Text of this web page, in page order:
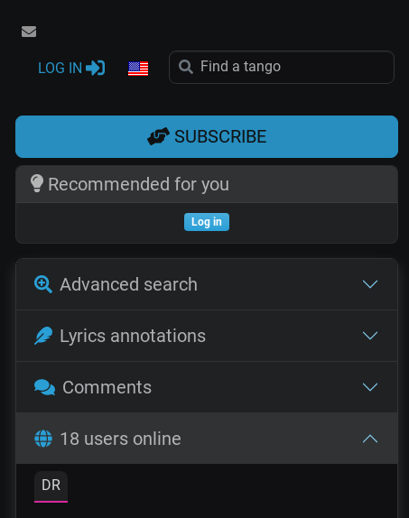
LOG IN
SUBSCRIBE
Recommended for you
Log in
Advanced search
Lyrics annotations
Comments
18 users online
DR